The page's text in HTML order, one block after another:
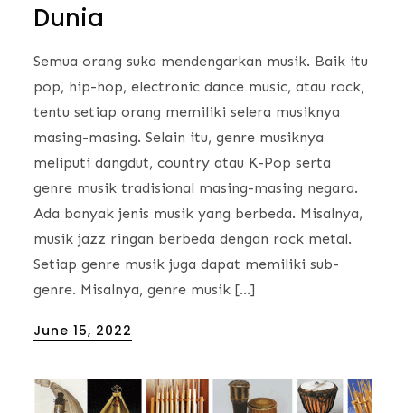
Dunia
Semua orang suka mendengarkan musik. Baik itu
pop, hip-hop, electronic dance music, atau rock,
tentu setiap orang memiliki selera musiknya
masing-masing. Selain itu, genre musiknya
meliputi dangdut, country atau K-Pop serta
genre musik tradisional masing-masing negara.
Ada banyak jenis musik yang berbeda. Misalnya,
musik jazz ringan berbeda dengan rock metal.
Setiap genre musik juga dapat memiliki sub-
genre. Misalnya, genre musik […]
Posted
June 15, 2022